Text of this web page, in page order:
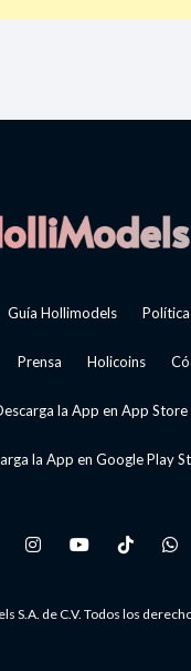
Guía Hollimodels
Prensa Holicoins
la App en App Store
la App en Google Play
S.A. de C.V. Todos los